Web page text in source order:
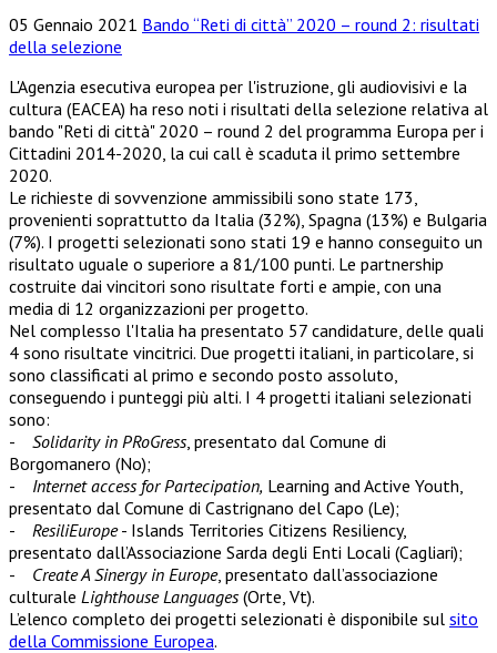
05 Gennaio 2021 Bando “Reti di città” 2020 – round 2: risultati
della selezione
L'Agenzia esecutiva europea per l'istruzione, gli audiovisivi e la
cultura (EACEA) ha reso noti i risultati della selezione relativa al
bando "Reti di città" 2020 – round 2 del programma Europa per i
Cittadini 2014-2020, la cui call è scaduta il primo settembre
2020.
Le richieste di sovvenzione ammissibili sono state 173,
provenienti soprattutto da Italia (32%), Spagna (13%) e Bulgaria
(7%). I progetti selezionati sono stati 19 e hanno conseguito un
risultato uguale o superiore a 81/100 punti. Le partnership
costruite dai vincitori sono risultate forti e ampie, con una
media di 12 organizzazioni per progetto.
Nel complesso l'Italia ha presentato 57 candidature, delle quali
4 sono risultate vincitrici. Due progetti italiani, in particolare, si
sono classificati al primo e secondo posto assoluto,
conseguendo i punteggi più alti. I 4 progetti italiani selezionati
sono:
- Solidarity in PRoGress, presentato dal Comune di
Borgomanero (No);
- Internet access for Partecipation, Learning and Active Youth,
presentato dal Comune di Castrignano del Capo (Le);
- ResiliEurope- Islands Territories Citizens Resiliency,
presentato dall’Associazione Sarda degli Enti Locali (Cagliari);
- Create A Sinergy in Europe, presentato dall’associazione
culturale Lighthouse Languages(Orte, Vt).
L’elenco completo dei progetti selezionati è disponibile sul sito
della Commissione Europea.